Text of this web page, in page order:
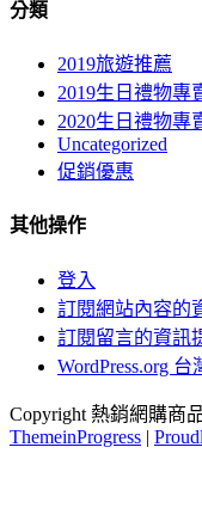
分類
2019旅遊推薦
2019生日禮物專
2020生日禮物專
Uncategorized
促銷優惠
其他操作
登入
訂閱網站內容的
訂閱留言的資訊
WordPress.org
Copyright 熱銷網購商
ThemeinProgress |